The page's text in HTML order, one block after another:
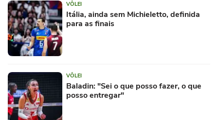
VÔLEI
Itália, ainda sem Michieletto, definida
para as finais
VÔLEI
Baladin: "Sei o que posso fazer, o que
posso entregar"